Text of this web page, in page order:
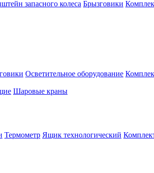
запасного колеса Брызговики
Осветительное оборудование
Шаровые краны
Термометр Ящик технологический